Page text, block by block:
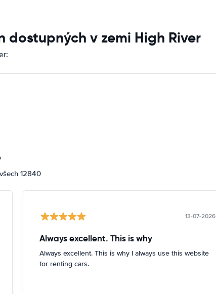
v zemi High River
12840
13-07-2026
Always excellent. This is why
Always excellent. This is why I always use this website
for renting cars.